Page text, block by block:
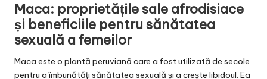
Maca: proprietățile sale afrodisiace
și beneficiile pentru sănătatea
sexuală a femeilor
Maca este o plantă peruviană care a fost utilizată de secole
pentru a îmbunătăți sănătatea sexuală și a crește libidoul. Ea